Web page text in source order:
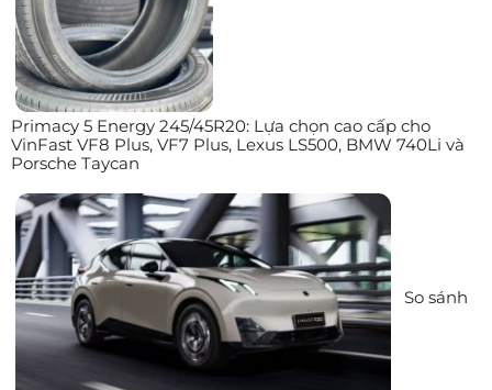
Primacy 5 Energy 245/45R20: Lựa chọn cao cấp cho
VinFast VF8 Plus, VF7 Plus, Lexus LS500, BMW 740Li và
Porsche Taycan
So sánh